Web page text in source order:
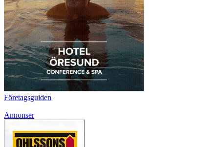
Företagsguiden
Annonser